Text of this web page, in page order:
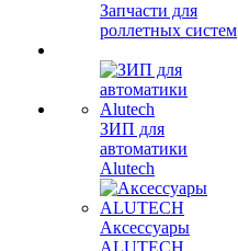
Запчасти для
роллетных систем
ЗИП для
автоматики
Alutech
Аксессуары
ALUTECH